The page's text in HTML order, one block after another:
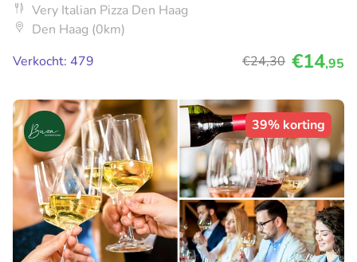
Very Italian Pizza Den Haag
Den Haag (0km)
Verkocht: 479
€24,30 €14,95
39% korting